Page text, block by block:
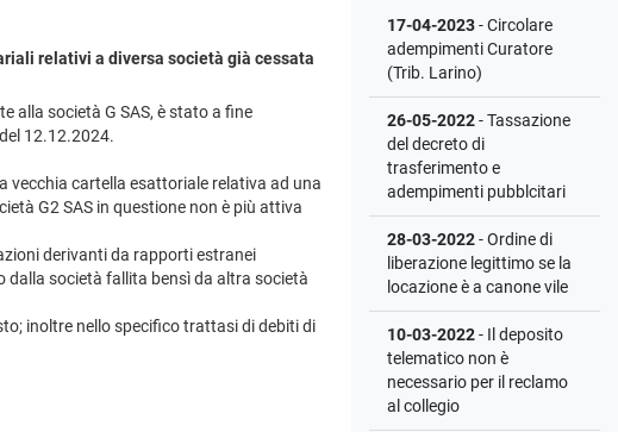
relativi a diversa società già cessata
alla società G SAS, è stato a fine
12.12.2024.
vecchia cartella esattoriale relativa ad una
G2 SAS in questione non è più attiva
derivanti da rapporti estranei
dalla società fallita bensì da altra società
inoltre nello specifico trattasi di debiti di
17-04-2023- Circolare
adempimenti Curatore
(Trib. Larino)
26-05-2022- Tassazione
del decreto di
trasferimento e
adempimenti pubblcitari
28-03-2022- Ordine di
liberazione legittimo se la
locazione è a canone vile
10-03-2022- Il deposito
telematico non è
necessario per il reclamo
al collegio